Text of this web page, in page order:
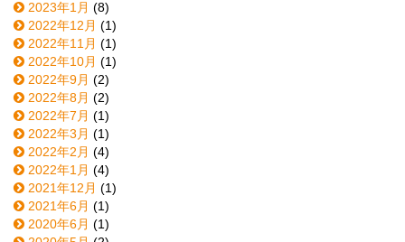
2023年1月 (8)
2022年12月 (1)
2022年11月 (1)
2022年10月 (1)
2022年9月 (2)
2022年8月 (2)
2022年7月 (1)
2022年3月 (1)
2022年2月 (4)
2022年1月 (4)
2021年12月 (1)
2021年6月 (1)
2020年6月 (1)